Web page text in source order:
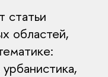
статьи
областей,